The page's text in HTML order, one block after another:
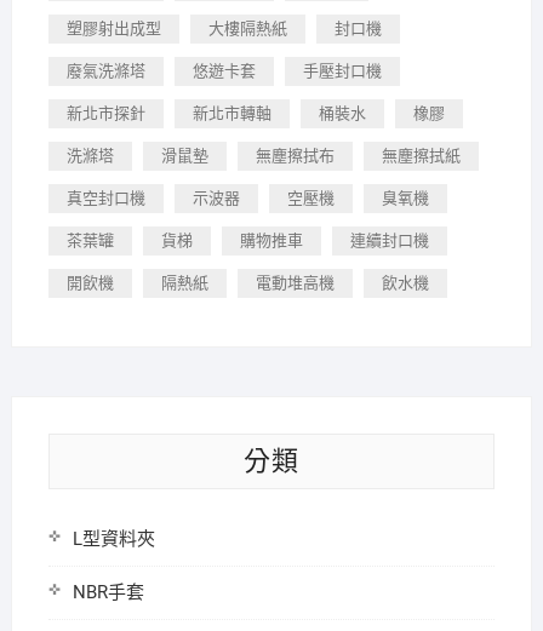
塑膠射出成型 大樓隔熱紙 封口機
廢氣洗滌塔 悠遊卡套 手壓封口機
新北市探針 新北市轉軸 桶裝水 橡膠
洗滌塔 滑鼠墊 無塵擦拭布 無塵擦拭紙
真空封口機 示波器 空壓機 臭氧機
茶葉罐 貨梯 購物推車 連續封口機
開飲機 隔熱紙 電動堆高機 飲水機
分類
L型資料夾
NBR手套